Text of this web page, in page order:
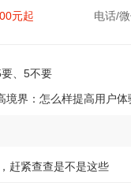
元起 电话/
、5不要
境界：怎么样提高用户体
赶紧查查是不是这些